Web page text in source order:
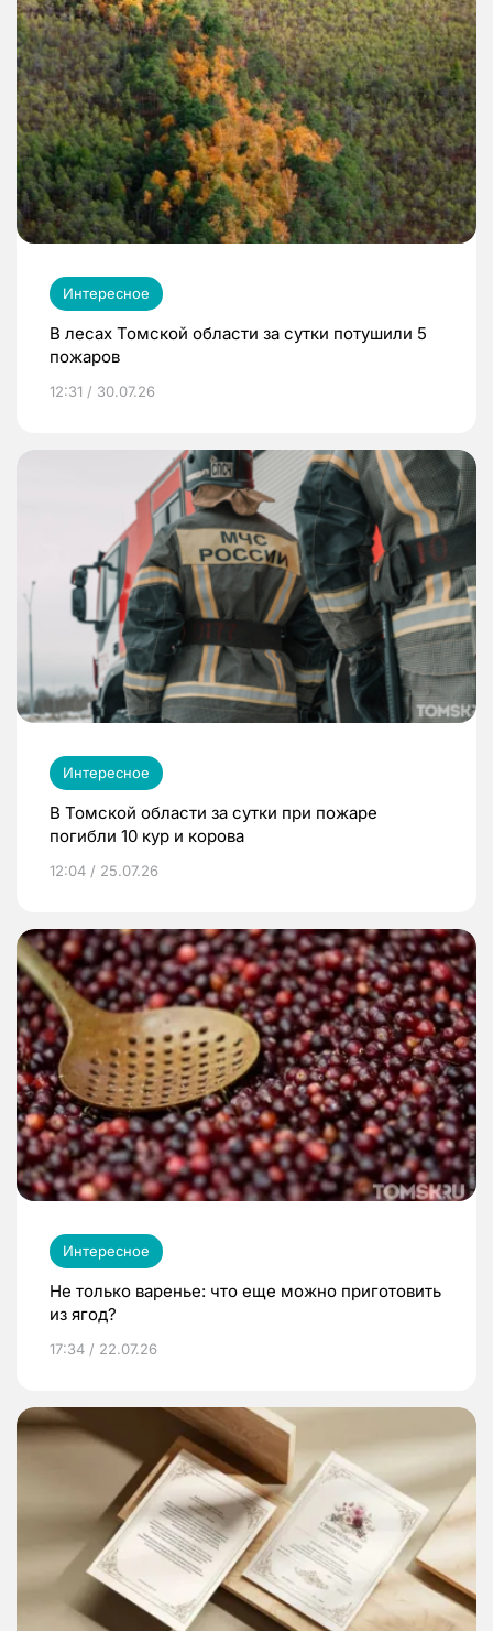
Интересное
В лесах Томской области за сутки потушили 5
пожаров
12:31 / 30.07.26
Интересное
В Томской области за сутки при пожаре
погибли 10 кур и корова
12:04 / 25.07.26
Интересное
Не только варенье: что еще можно приготовить
из ягод?
17:34 / 22.07.26